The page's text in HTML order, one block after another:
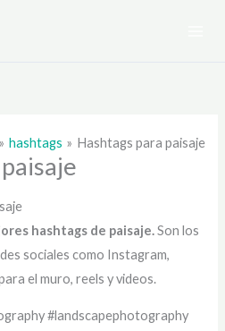
hashtags Hashtags para paisaje
hashtags de paisaje.Son los
sociales como Instagram,
el muro, reels y videos.
#landscapephotography